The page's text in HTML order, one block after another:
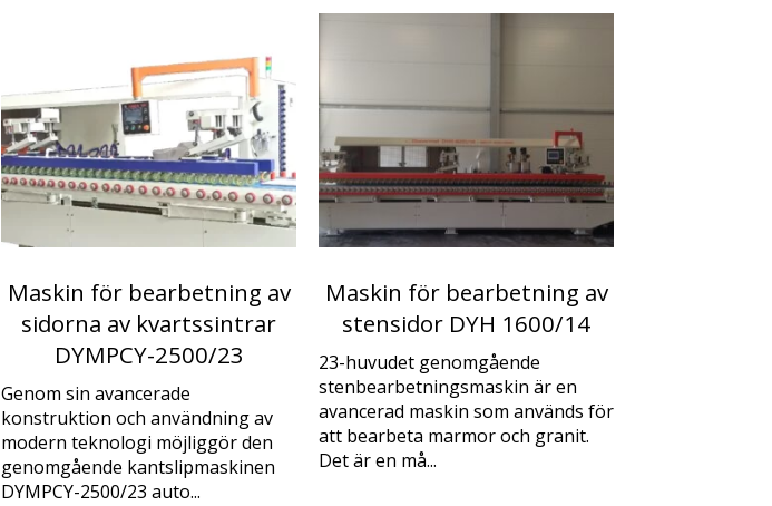
Maskin för bearbetning av
sidorna av kvartssintrar
DYMPCY-2500/23
Genom sin avancerade
konstruktion och användning av
modern teknologi möjliggör den
genomgående kantslipmaskinen
DYMPCY-2500/23 auto...
Maskin för bearbetning av
stensidor DYH 1600/14
23-huvudet genomgående
stenbearbetningsmaskin är en
avancerad maskin som används för
att bearbeta marmor och granit.
Det är en må...